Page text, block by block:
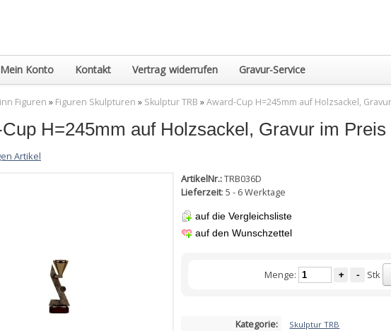
Mein Konto Kontakt Vertrag widerrufen Gravur-Service
Figuren » Figuren Skulpturen » Skulptur TRB »Award-Cup H=245mm auf Holzsackel,
H=245mm auf Holzsackel, Gravur im Preis
Artikel
ArtikelNr.:TRB036D
Lieferzeit: 5 - 6 Werktage
auf die Vergleichsliste
auf den Wunschzettel
Menge: + - Stk
Kategorie: Skulptur TRB